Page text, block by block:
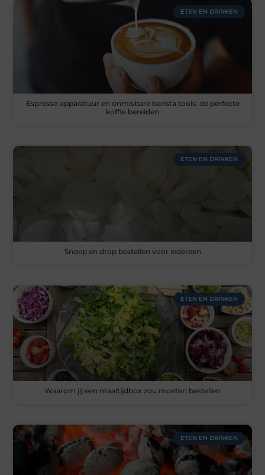
ETEN EN DRINKEN
Espresso apparatuur en onmisbare barista tools: de perfecte
koffie bereiden
ETEN EN DRINKEN
Snoep en drop bestellen voor iedereen
ETEN EN DRINKEN
Waarom jij een maaltijdbox zou moeten bestellen
ETEN EN DRINKEN